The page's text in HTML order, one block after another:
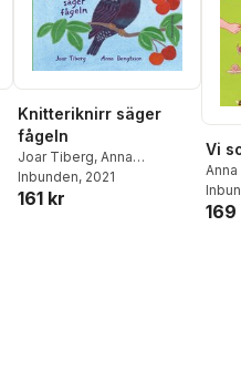
röster:
Knitteriknirr säger
fågeln
Joar Tiberg, Anna
Bengtsson
Inbunden, 2021
161 kr
Vi
169